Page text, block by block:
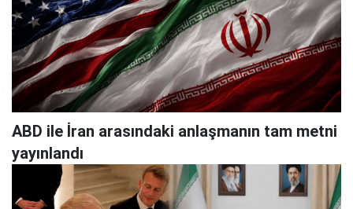
ABD ile İran arasındaki anlaşmanın tam metni
yayınlandı